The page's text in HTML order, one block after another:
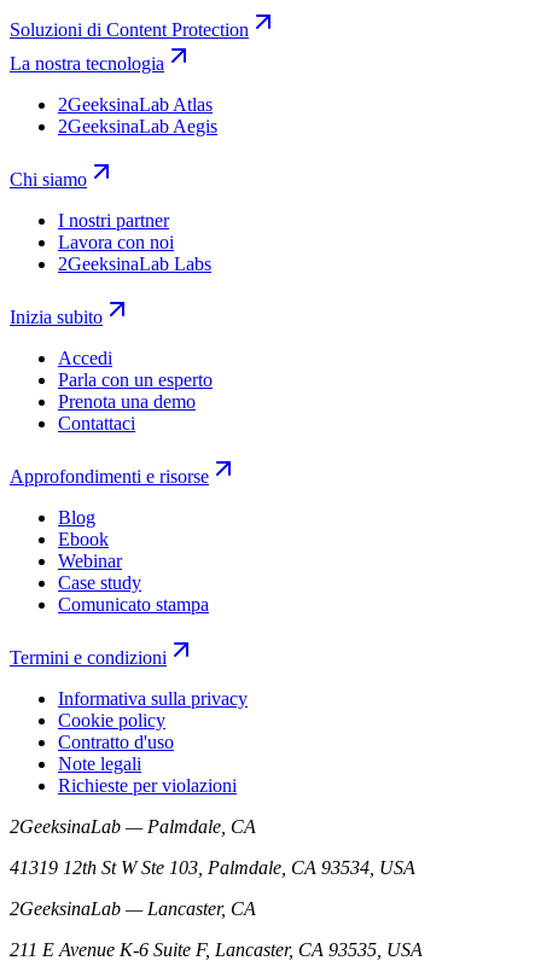
Soluzioni di Content Protection
La nostra tecnologia
2GeeksinaLab Atlas
2GeeksinaLab Aegis
Chi siamo
I nostri partner
Lavora con noi
2GeeksinaLab Labs
Inizia subito
Accedi
Parla con un esperto
Prenota una demo
Contattaci
Approfondimenti e risorse
Blog
Ebook
Webinar
Case study
Comunicato stampa
Termini e condizioni
Informativa sulla privacy
Cookie policy
Contratto d'uso
Note legali
Richieste per violazioni
2GeeksinaLab — Palmdale, CA
41319 12th St W Ste 103, Palmdale, CA 93534, USA
2GeeksinaLab — Lancaster, CA
211 E Avenue K-6 Suite F, Lancaster, CA 93535, USA